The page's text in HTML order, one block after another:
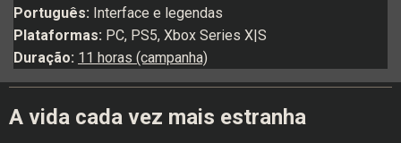
Português: Interface e legendas
Plataformas: PC, PS5, Xbox Series X|S
Duração: 11 horas (campanha)
A vida cada vez mais estranha